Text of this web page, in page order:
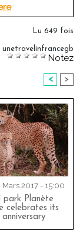
Lu 649 fois
unetravelinfrancegb
Notez
< >
2017 - 15:00
park Planète
celebrates its